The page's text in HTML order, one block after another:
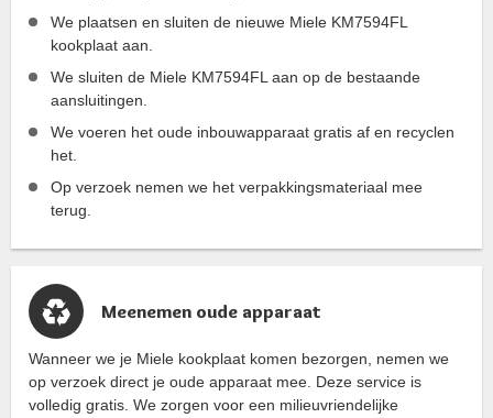
We plaatsen en sluiten de nieuwe Miele KM7594FL
kookplaat aan.
We sluiten de Miele KM7594FL aan op de bestaande
aansluitingen.
We voeren het oude inbouwapparaat gratis af en recyclen
het.
Op verzoek nemen we het verpakkingsmateriaal mee
terug.
Meenemen oude apparaat
Wanneer we je Miele kookplaat komen bezorgen, nemen we
op verzoek direct je oude apparaat mee. Deze service is
volledig gratis. We zorgen voor een milieuvriendelijke